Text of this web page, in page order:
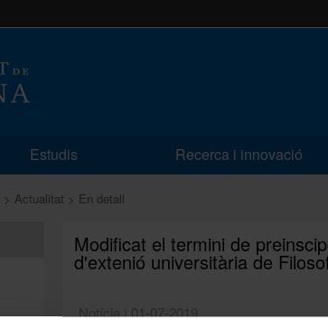
Estudis Recerca i innovació
Actualitat En detall
Modificat el termini de
d'extenió universitària de
Notícia | 01-07-2019